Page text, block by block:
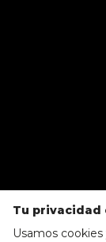
Tu privacidad
Usamos